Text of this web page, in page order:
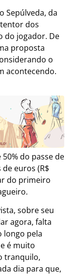
Sepúlveda, da
dos
do jogador. De
proposta
o
acontecendo.
do passe de
euros (R$
do primeiro
sobre seu
agora, falta
longo pela
é muito
tranquilo,
dia para que,